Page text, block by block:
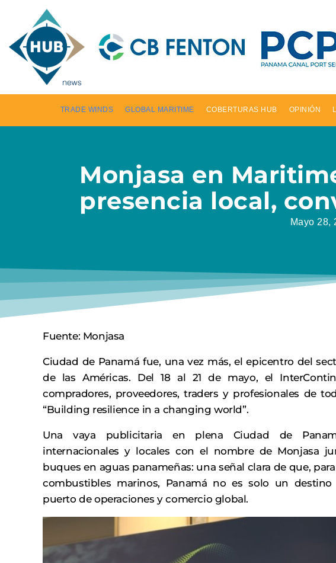
TRADE WINDS GLOBAL MARITIME COBERTURAS HUB OPINIÓN
Monjasa en
presencia local,
Mayo 28,
Fuente: Monjasa
Ciudad de Panamá fue, una vez más, el epicentro del
de las Américas. Del 18 al 21 de mayo, el
compradores, proveedores, traders y profesionales de
“Building resilience in a changing world”.
Una vaya publicitaria en plena Ciudad de
internacionales y locales con el nombre de Monjasa
buques en aguas panameñas: una señal clara de que,
combustibles marinos, Panamá no es solo un
puerto de operaciones y comercio global.